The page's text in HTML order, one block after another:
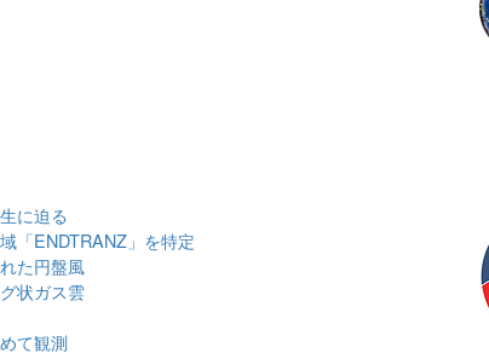
に迫る
「ENDTRANZ」を特定
た円盤風
状ガス雲
て観測